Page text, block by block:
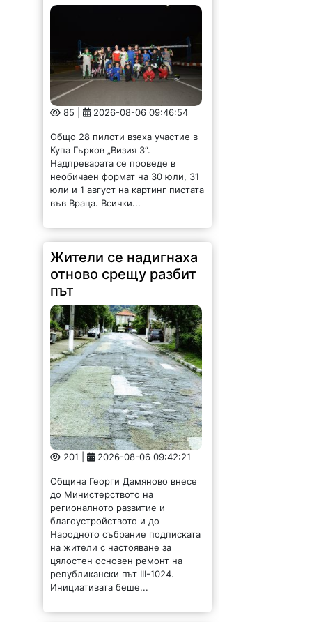
85 | 2026-08-06 09:46:54
Общо 28 пилоти взеха участие в
Купа Гърков „Визия 3“.
Надпреварата се проведе в
необичаен формат на 30 юли, 31
юли и 1 август на картинг пистата
във Враца. Всички...
Жители се надигнаха
отново срещу разбит
път
201 | 2026-08-06 09:42:21
Община Георги Дамяново внесе
до Министерството на
регионалното развитие и
благоустройството и до
Народното събрание подписката
на жители с настояване за
цялостен основен ремонт на
републикански път III-1024.
Инициативата беше...